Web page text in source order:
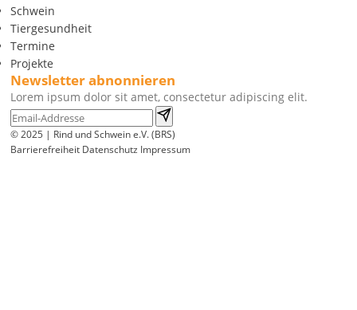
Schwein
Tiergesundheit
Termine
Projekte
Newsletter abnonnieren
Lorem ipsum dolor sit amet, consectetur adipiscing elit.
© 2025 | Rind und Schwein e.V. (BRS)
Barrierefreiheit Datenschutz Impressum